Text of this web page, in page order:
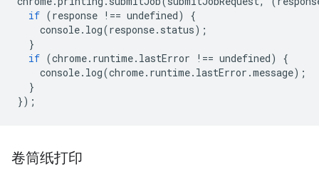
if (response !== undefined)
{
console. log(response. status);
}
if (chrome. runtime. lastError !== undefined)
{
console. log(chrome. runtime. lastError .message);
}
});
卷筒纸打印